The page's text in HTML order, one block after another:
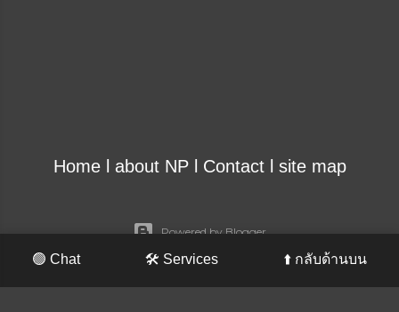
Homel about NPl Contactl site map
Powered by Blogger
🟢 Chat 🛠️ Services ⬆️ กลับด้านบน